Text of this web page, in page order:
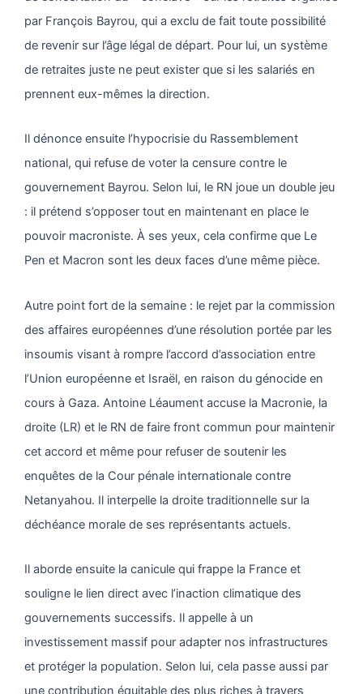
par François Bayrou, qui a exclu de fait toute possibilité
de revenir sur l’âge légal de départ. Pour lui, un système
de retraites juste ne peut exister que si les salariés en
prennent eux-mêmes la direction.
Il dénonce ensuite l’hypocrisie du Rassemblement
national, qui refuse de voter la censure contre le
gouvernement Bayrou. Selon lui, le RN joue un double jeu
: il prétend s’opposer tout en maintenant en place le
pouvoir macroniste. À ses yeux, cela confirme que Le
Pen et Macron sont les deux faces d’une même pièce.
Autre point fort de la semaine : le rejet par la commission
des affaires européennes d’une résolution portée par les
insoumis visant à rompre l’accord d’association entre
l’Union européenne et Israël, en raison du génocide en
cours à Gaza. Antoine Léaument accuse la Macronie, la
droite (LR) et le RN de faire front commun pour maintenir
cet accord et même pour refuser de soutenir les
enquêtes de la Cour pénale internationale contre
Netanyahou. Il interpelle la droite traditionnelle sur la
déchéance morale de ses représentants actuels.
Il aborde ensuite la canicule qui frappe la France et
souligne le lien direct avec l’inaction climatique des
gouvernements successifs. Il appelle à un
investissement massif pour adapter nos infrastructures
et protéger la population. Selon lui, cela passe aussi par
une contribution équitable des plus riches à travers